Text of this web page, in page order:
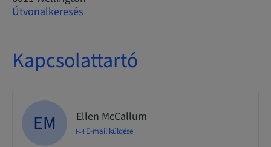
Útvonalkeresés
Kapcsolattartó
EM Ellen McCallum
E-mail küldése